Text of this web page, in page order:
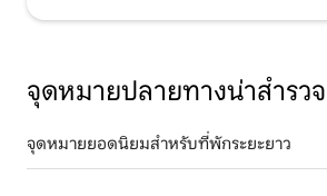
จุดหมายปลายทางน่าสำรวจ
จุดหมายยอดนิยมสำหรับที่พักระยะยาว